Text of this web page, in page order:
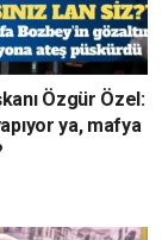
Özgür Özel:
ya, mafya